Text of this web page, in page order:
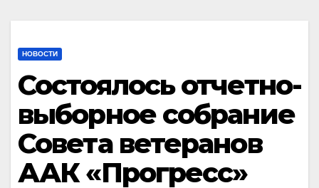
НОВОСТИ
Состоялось отчетно-
выборное собрание
Совета ветеранов
ААК «Прогресс»